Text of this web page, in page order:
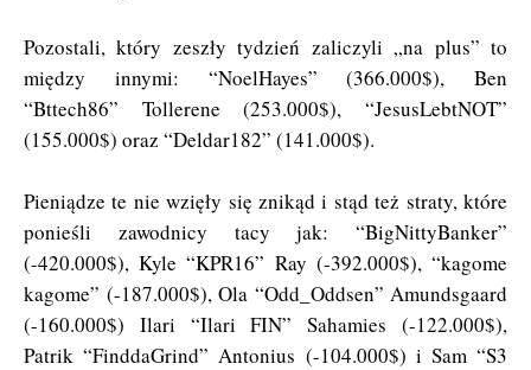
Pozostali, który zeszły tydzień zaliczyli „na plus” to
między innymi: “NoelHayes” (366.000$), Ben
“Bttech86” Tollerene (253.000$), “JesusLebtNOT”
(155.000$) oraz “Deldar182” (141.000$).
Pieniądze te nie wzięły się znikąd i stąd też straty, które
ponieśli zawodnicy tacy jak: “BigNittyBanker”
(-420.000$), Kyle “KPR16” Ray (-392.000$), “kagome
kagome” (-187.000$), Ola “Odd_Oddsen” Amundsgaard
(-160.000$) Ilari “IlariFIN” Sahamies (-122.000$),
Patrik “FinddaGrind” Antonius (-104.000$) i Sam “S3